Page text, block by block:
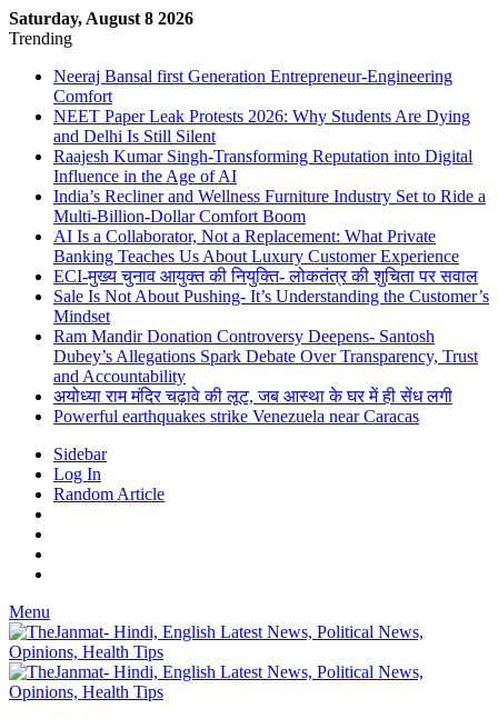
Saturday, August 8 2026
Trending
Neeraj Bansal first Generation Entrepreneur-Engineering
Comfort
NEET Paper Leak Protests 2026: Why Students Are Dying
and Delhi Is Still Silent
Raajesh Kumar Singh-Transforming Reputation into Digital
Influence in the Age of AI
India’s Recliner and Wellness Furniture Industry Set to Ride a
Multi-Billion-Dollar Comfort Boom
AI Is a Collaborator, Not a Replacement: What Private
Banking Teaches Us About Luxury Customer Experience
ECI-मुख्य चुनाव आयुक्त की नियुक्ति- लोकतंत्र की शुचिता पर सवाल
Sale Is Not About Pushing- It’s Understanding the Customer’s
Mindset
Ram Mandir Donation Controversy Deepens- Santosh
Dubey’s Allegations Spark Debate Over Transparency, Trust
and Accountability
अयोध्या राम मंदिर चढ़ावे की लूट, जब आस्था के घर में ही सेंध लगी
Powerful earthquakes strike Venezuela near Caracas
Sidebar
Log In
Random Article
Menu